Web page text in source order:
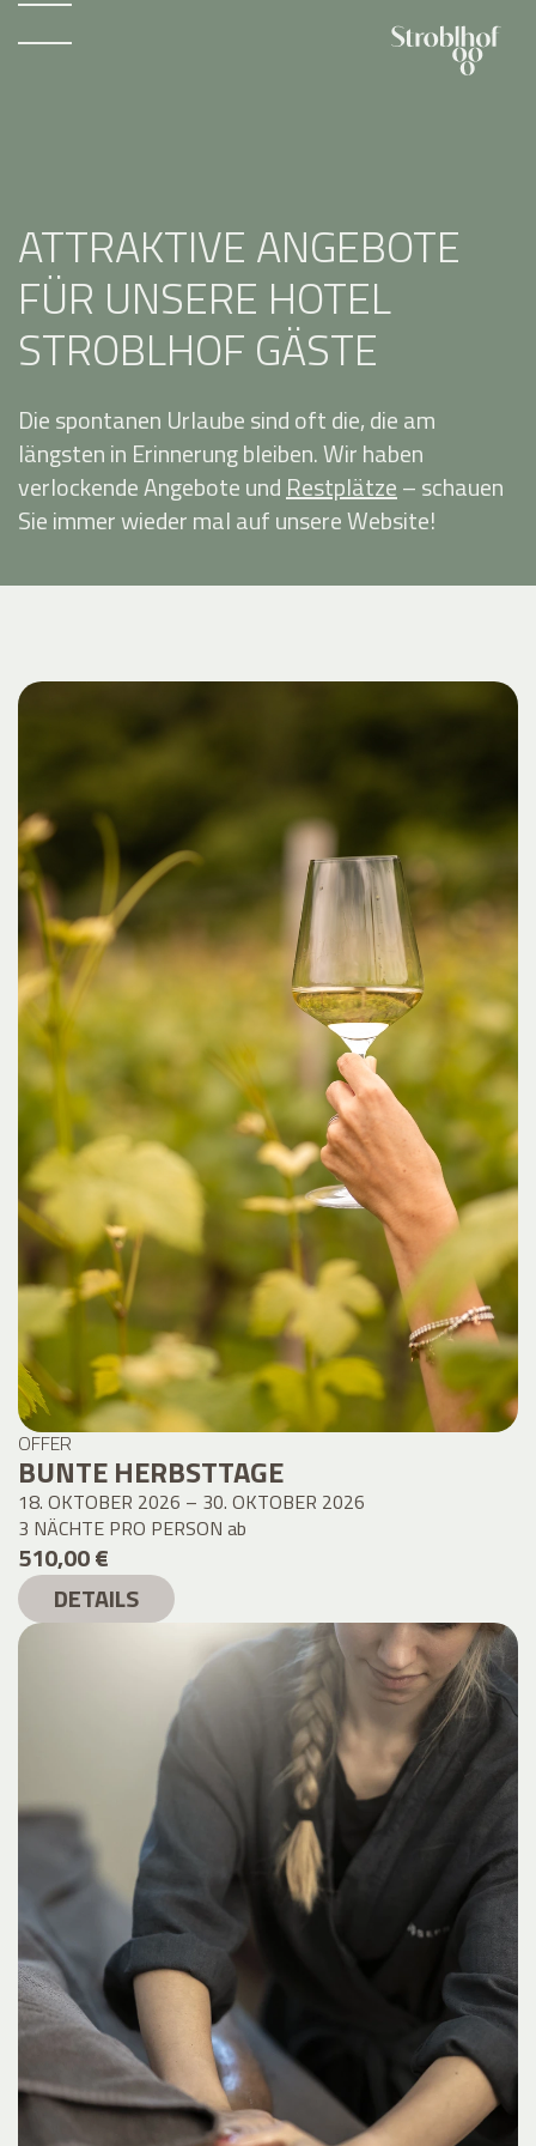
ATTRAKTIVE ANGEBOTE
FÜR UNSERE HOTEL
STROBLHOF GÄSTE
Die spontanen Urlaube sind oft die, die am
längsten in Erinnerung bleiben. Wir haben
verlockende Angebote undRestplätze– schauen
Sie immer wieder mal auf unsere Website!
OFFER
BUNTE HERBSTTAGE
18. OKTOBER 2026 – 30. OKTOBER 2026
3 NÄCHTE PRO PERSON ab
510,00 €
DETAILS